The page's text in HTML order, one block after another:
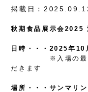
掲載日：
秋期食品展示会2025
日時・・・2025年
※入場の最終受
だきます
場所・・・サンマリン